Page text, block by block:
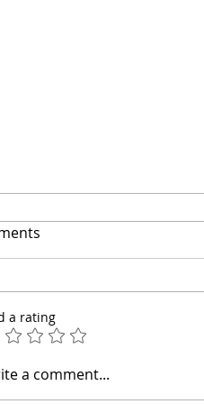
este error hace
a rating
a comment...